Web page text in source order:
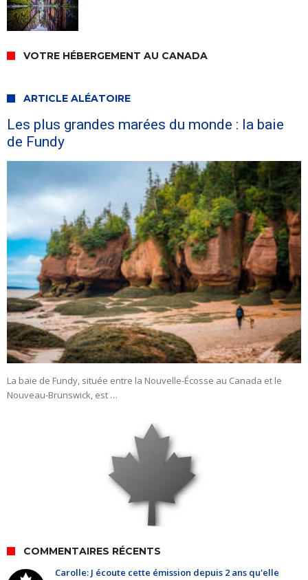
VOTRE HÉBERGEMENT AU CANADA
ARTICLE ALÉATOIRE
Les plus grandes marées du monde : la baie
de Fundy
La baie de Fundy, située entre la Nouvelle-Écosse au Canada et le
Nouveau-Brunswick, est …
COMMENTAIRES RÉCENTS
Carolle: J écoute cette émission depuis 2 ans qu'elle